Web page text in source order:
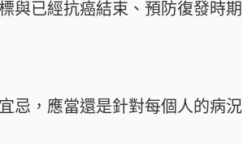
與已經抗癌結束、預防復發時期
忌，應當還是針對每個人的病況